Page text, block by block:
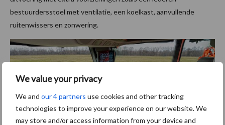
We value your privacy
We and our 4 partners use cookies and other tracking
technologies to improve your experience on our website. We
may store and/or access information from your device and
bestuurdersstoel met ventilatie, een koelkast, aanvullende
ruitenwissers en zonwering.